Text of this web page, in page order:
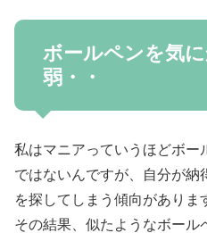
ボールペンを気
弱・・
私はマニアっていうほどボー
ではないんですが、自分が納
を探してしまう傾向がありま
その結果、似たようなボール